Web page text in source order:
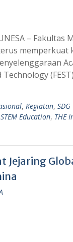
–
Technology
, Kegiatan,
STEM Education, THE
Jejaring